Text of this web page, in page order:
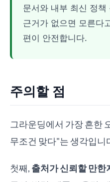
문서와 내부 최신 정
근거가 없으면 모른다
편이 안전합니다.
주의할 점
그라운딩에서 가장 흔한
무조건 맞다"는 생각입니
첫째, 출처가 신뢰할 만한